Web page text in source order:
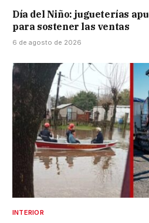
Día del Niño: jugueterías
para sostener las ventas
6 de agosto de 2026
INTERIOR